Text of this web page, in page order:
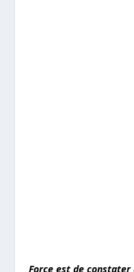
Force est de